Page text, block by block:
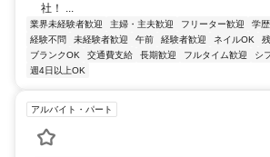
社！ ...
業界未経験者歓迎 主婦・主夫歓迎 フリーター歓迎 学
経験不問
未経験者歓迎 午前 経験者歓迎 ネイルOK
ブランクOK
交通費支給 長期歓迎 フルタイム歓迎 シ
週4日以上OK
アルバイト・パート